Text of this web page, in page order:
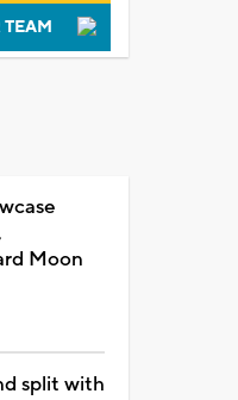
Moon
split with